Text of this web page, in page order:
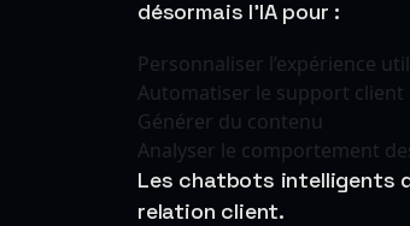
désormais l’IA pour :
Personnaliser l’expérience
Automatiser le support client
Générer du contenu
Analyser le comportement
Les chatbots intelligents
relation client.